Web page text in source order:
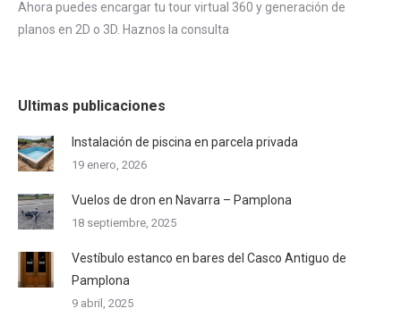
Ahora puedes encargar tu tour virtual 360 y generación de
planos en 2D o 3D. Haznos la consulta
Ultimas publicaciones
Instalación de piscina en parcela privada
19 enero, 2026
Vuelos de dron en Navarra – Pamplona
18 septiembre, 2025
Vestíbulo estanco en bares del Casco Antiguo de
Pamplona
9 abril, 2025